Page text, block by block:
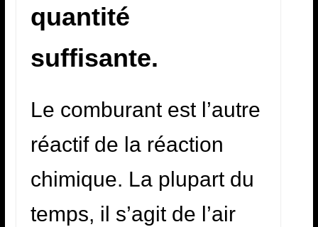
quantité
suffisante.
Le comburant est l’autre
réactif de la réaction
chimique. La plupart du
temps, il s’agit de l’air